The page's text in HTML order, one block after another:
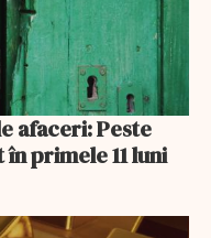
afaceri: Peste
primele 11 luni